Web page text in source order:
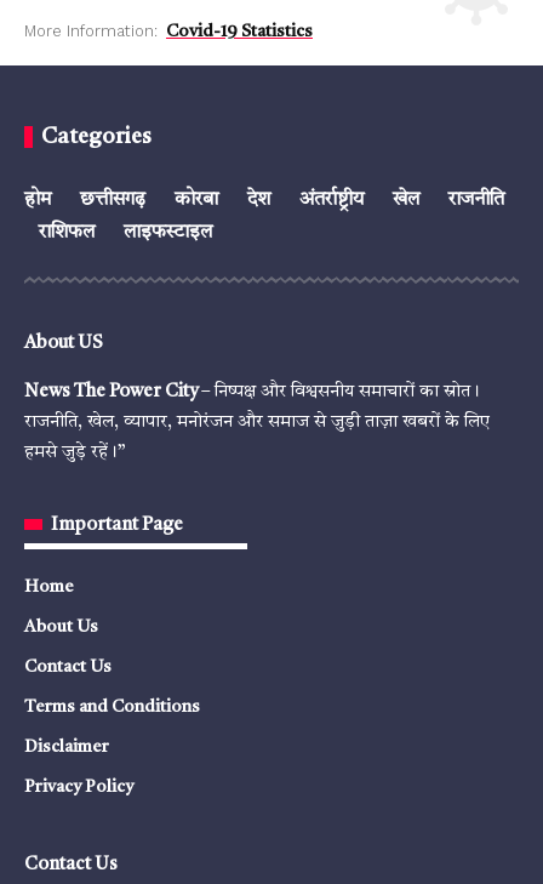
More Information: Covid-19 Statistics
Categories
होम छत्तीसगढ़ कोरबा देश अंतर्राष्ट्रीय खेल
राजनीति
राशिफल
लाइफस्टाइल
About US
News The Power City– निष्पक्ष और विश्वसनीय समाचारों का स्रोत।
राजनीति, खेल, व्यापार, मनोरंजन और समाज से जुड़ी ताज़ा खबरों के लिए
हमसे जुड़े रहें।”
Important Page
Home
About Us
Contact Us
Terms and Conditions
Disclaimer
Privacy Policy
Contact Us